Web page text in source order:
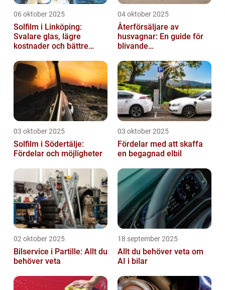
06 oktober 2025
Solfilm i Linköping:
Svalare glas, lägre
kostnader och bättre
04 oktober 2025
Återförsäljare av
husvagnar: En guide för
blivande
03 oktober 2025
Solfilm i Södertälje:
Fördelar och möjligheter
03 oktober 2025
Fördelar med att skaffa
en begagnad elbil
02 oktober 2025
Bilservice i Partille: Allt du
behöver veta
18 september 2025
Allt du behöver veta om
AI i bilar